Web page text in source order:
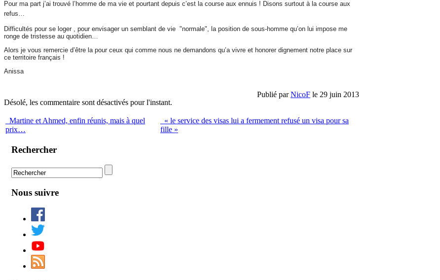
Pour ma part j’ai trouvé l’homme de ma vie et pourtant depuis c’est la course aux ennuis ! Disons surtout à la course aux
refus…
Difficultés pour se loger , pour envisager un semblant de vie "normale", la position de sous-homme qu’on lui impose me
ronge de tristesse au quotidien…
Alors je vous remercie d’être la pour ceux qui comme nous ne demandons qu’a vivre et honorer dignement notre place sur
ce territoire français !
Anissa
Publié parNicoF le 29 juin 2013
Désolé, les commentaire sont désactivés pour l'instant.
Martine et Ahmed, enfin réunis, mais à quel
prix…
« le service des visas lui a fermement refusé un visa pour sa
fille »
Rechercher
Nous suivre